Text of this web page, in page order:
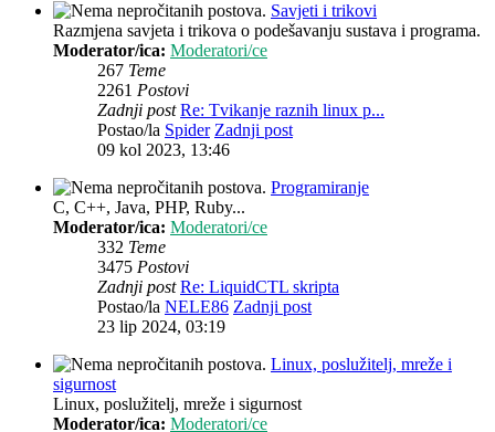
Savjeti i trikovi
Razmjena savjeta i trikova o podešavanju sustava i programa.
Moderator/ica: Moderatori/ce
267 Teme
2261 Postovi
Zadnji post Re: Tvikanje raznih linux p...
Postao/la Spider Zadnji post
09 kol 2023, 13:46
Programiranje
C, C++, Java, PHP, Ruby...
Moderator/ica: Moderatori/ce
332 Teme
3475 Postovi
Zadnji post Re: LiquidCTL skripta
Postao/la NELE86 Zadnji post
23 lip 2024, 03:19
Linux, poslužitelj, mreže i
sigurnost
Linux, poslužitelj, mreže i sigurnost
Moderator/ica: Moderatori/ce